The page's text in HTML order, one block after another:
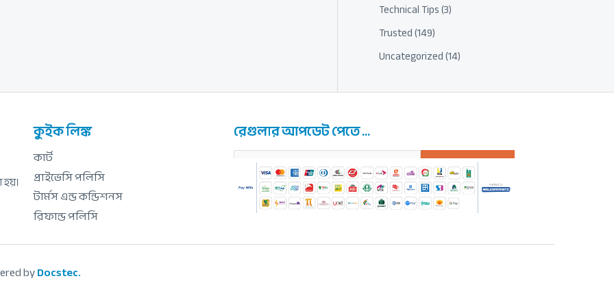
Technical Tips(3)
Trusted(149)
Uncategorized(14)
কুইক লিঙ্ক
কার্ট
প্রাইভেসি পলিসি
টার্মস এন্ড কন্ডিশনস
রিফান্ড পলিসি
রেগুলার আপডেট পেতে ...
byDocstec.